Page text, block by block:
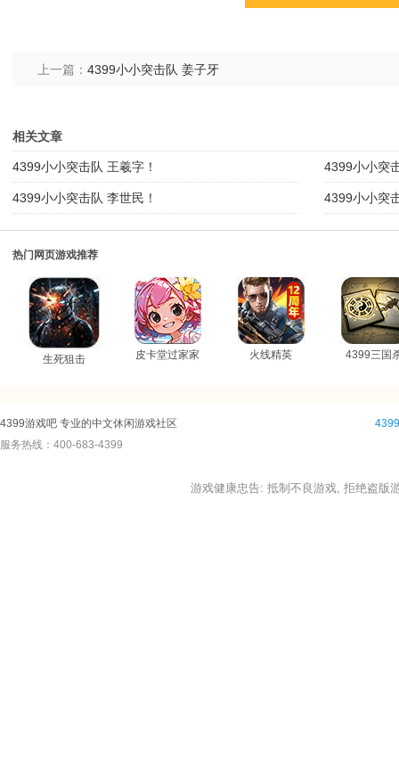
上一篇： 4399小小突击队 姜子牙
相关文章
4399小小突击队 王羲字！ 4399小小突
4399小小突击队 李世民！ 4399小小突
热门网页游戏推荐
生死狙击 皮卡堂过家家 火线精英 4399三国
4399游戏吧 专业的中文休闲游戏社区
服务热线：400-683-4399
游戏健康忠告: 抵制不良游戏, 拒绝盗版